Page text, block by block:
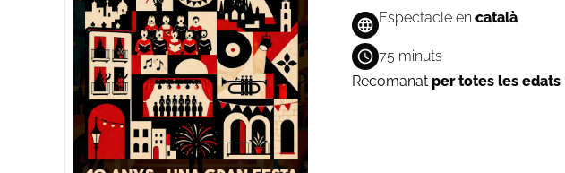
Espectacle en català
75 minuts
Recomanat per totes les edats